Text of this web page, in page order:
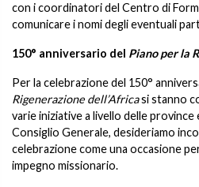
con i coordinatori del Centro di
comunicare i nomi degli eventuali
150° anniversario del Piano per la
Per la celebrazione del 150°
Rigenerazione dell’Africasi stanno
varie iniziative a livello delle province
Consiglio Generale, desideriamo
celebrazione come una occasione
impegno missionario.